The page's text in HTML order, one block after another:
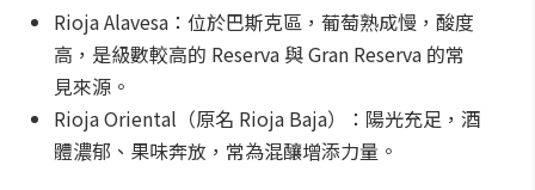
Rioja Alavesa：位於巴斯克區，葡萄熟成慢，酸度
高，是級數較高的 Reserva 與 Gran Reserva 的常
見來源。
Rioja Oriental（原名 Rioja Baja）：陽光充足，酒
體濃郁、果味奔放，常為混釀增添力量。